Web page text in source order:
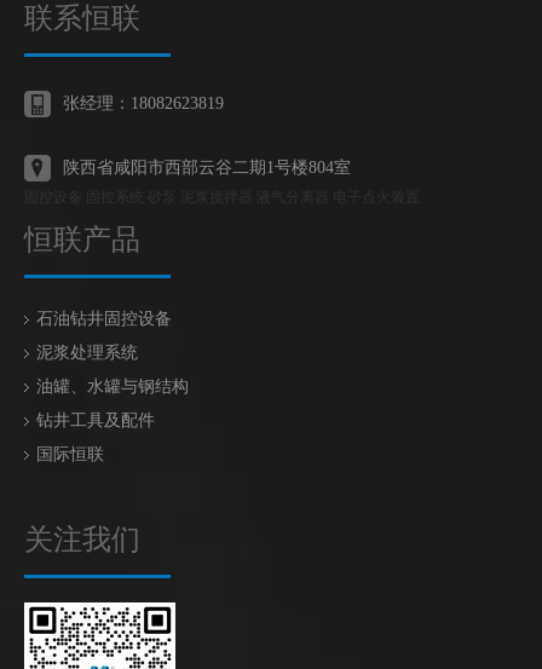
联系恒联
张经理：18082623819
陕西省咸阳市西部云谷二期1号楼804室
恒联产品
石油钻井固控设备
泥浆处理系统
油罐、水罐与钢结构
钻井工具及配件
国际恒联
关注我们